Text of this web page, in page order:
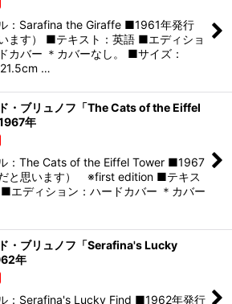
：Sarafina the Giraffe ■1961年発行
います） ■テキスト：英語 ■エディショ
カバー ＊カバーなし。 ■サイズ：
…
・ブリュノフ「The Cats of the Eiffel
年
：The Cats of the Eiffel Tower ■1967
と思います） ※first edition ■テキス
■エディション：ハードカバー ＊カバー
・ブリュノフ「Serafina's Lucky
年
：Serafina's Lucky Find ■1962年発行